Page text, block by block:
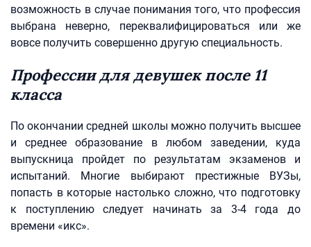
возможность в случае понимания того, что профессия
выбрана неверно, переквалифицироваться или же
вовсе получить совершенно другую специальность.
Профессии для девушек после 11
класса
По окончании средней школы можно получить высшее
и среднее образование в любом заведении, куда
выпускница пройдет по результатам экзаменов и
испытаний. Многие выбирают престижные ВУЗы,
попасть в которые настолько сложно, что подготовку
к поступлению следует начинать за 3-4 года до
времени «икс».